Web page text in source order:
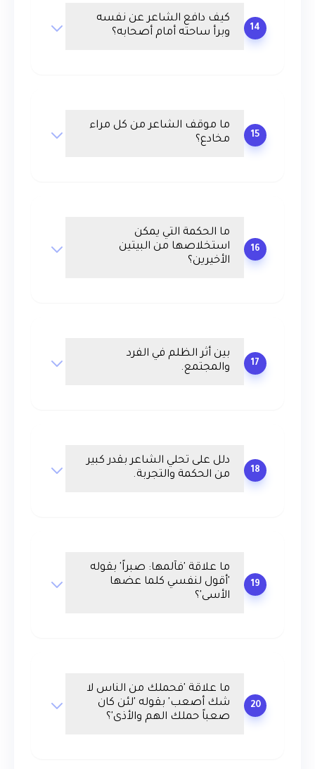
14
كيف دافع الشاعر عن نفسه
وبرأ ساحته أمام أصحابه؟
15
ما موقف الشاعر من كل مراء
مخادع؟
16
ما الحكمة التي يمكن
استخلاصها من البيتين
الأخيرين؟
17
بين أثر الظلم في الفرد
والمجتمع.
18
دلل على تحلي الشاعر بقدر كبير
من الحكمة والتجربة.
19
ما علاقة 'فآلمها: صبراً' بقوله
'أقول لنفسي كلما عضها
الأسى'؟
20
ما علاقة 'فحملك من الناس لا
شك أصعب' بقوله 'لئن كان
صعباً حملك الهم والأذى'؟